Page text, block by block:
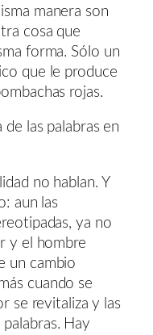
manera son
cosa que
forma. Sólo un
que le produce
rojas.
las palabras en
no hablan. Y
aun las
ya no
y el hombre
un cambio
cuando se
se revitaliza y las
Hay